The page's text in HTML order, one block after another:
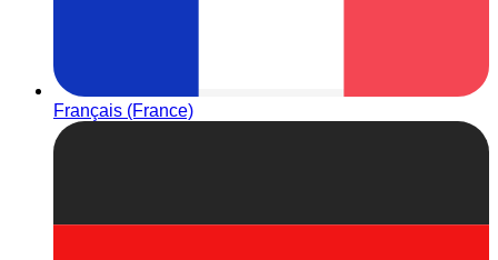
Français (France)